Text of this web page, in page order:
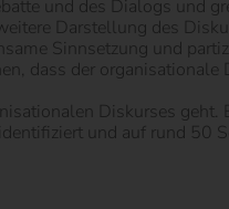
und des Dialogs und
Darstellung des
Sinnsetzung und
dass der organisationale
Diskurses
und auf rund 50